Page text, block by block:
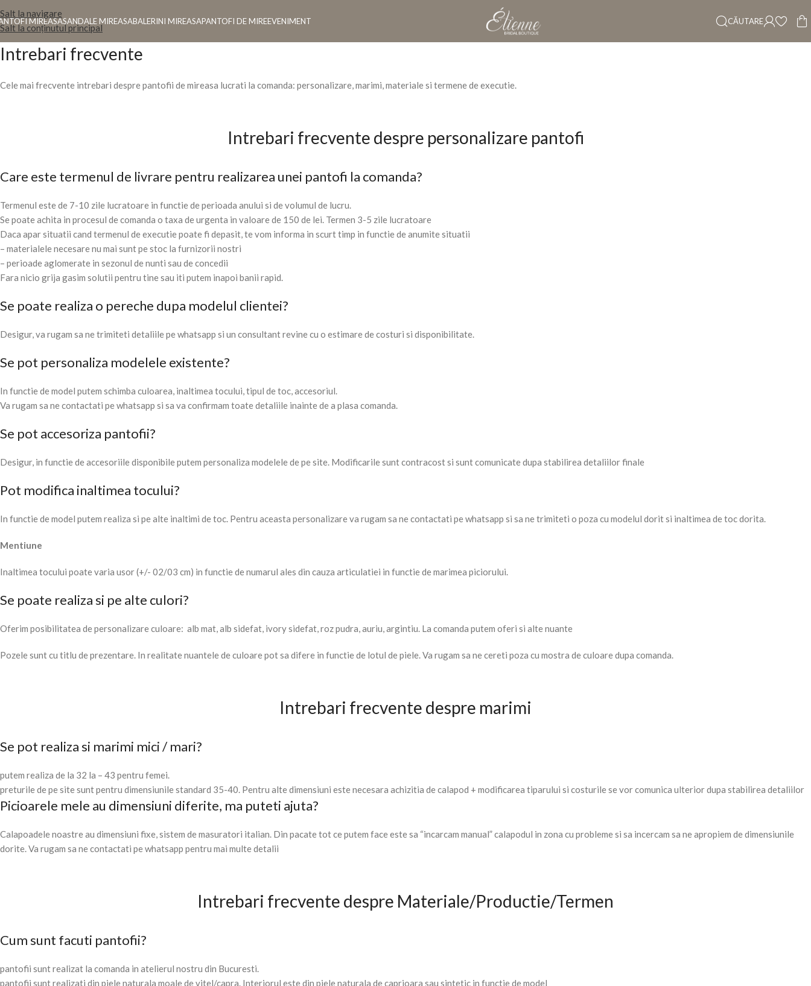
Salt la navigare
Salt la conținutul principal
MIREASASANDALE MIREASABALERINI MIREASAPANTOFI DE MIREEVENIMENT CĂUTARE
Intrebari frecvente
Cele mai frecvente intrebari despre pantofii de mireasa lucrati la comanda: personalizare, marimi, materiale si termene de executie.
Intrebari frecvente despre personalizare pantofi
Care este termenul de livrare pentru realizarea unei pantofi la comanda?
Termenul este de 7-10 zile lucratoare in functie de perioada anului si de volumul de lucru.
Se poate achita in procesul de comanda o taxa de urgenta in valoare de 150 de lei. Termen 3-5 zile lucratoare
Daca apar situatii cand termenul de executie poate fi depasit, te vom informa in scurt timp in functie de anumite situatii
– materialele necesare nu mai sunt pe stoc la furnizorii nostri
– perioade aglomerate in sezonul de nunti sau de concedii
Fara nicio grija gasim solutii pentru tine sau iti putem inapoi banii rapid.
Se poate realiza o pereche dupa modelul clientei?
Desigur, va rugam sa ne trimiteti detaliile pe whatsapp si un consultant revine cu o estimare de costuri si disponibilitate.
Se pot personaliza modelele existente?
In functie de model putem schimba culoarea, inaltimea tocului, tipul de toc, accesoriul.
Va rugam sa ne contactati pe whatsapp si sa va confirmam toate detaliile inainte de a plasa comanda.
Se pot accesoriza pantofii?
Desigur, in functie de accesoriile disponibile putem personaliza modelele de pe site. Modificarile sunt contracost si sunt comunicate dupa stabilirea detaliilor finale
Pot modifica inaltimea tocului?
In functie de model putem realiza si pe alte inaltimi de toc. Pentru aceasta personalizare va rugam sa ne contactati pe whatsapp si sa ne trimiteti o poza cu modelul dorit si inaltimea de toc dorita.
Mentiune
Inaltimea tocului poate varia usor (+/- 02/03 cm) in functie de numarul ales din cauza articulatiei in functie de marimea piciorului.
Se poate realiza si pe alte culori?
Oferim posibilitatea de personalizare culoare: alb mat, alb sidefat, ivory sidefat, roz pudra, auriu, argintiu. La comanda putem oferi si alte nuante
Pozele sunt cu titlu de prezentare. In realitate nuantele de culoare pot sa difere in functie de lotul de piele. Va rugam sa ne cereti poza cu mostra de culoare dupa comanda.
Intrebari frecvente despre marimi
Se pot realiza si marimi mici / mari?
putem realiza de la 32 la – 43 pentru femei.
preturile de pe site sunt pentru dimensiunile standard 35-40. Pentru alte dimensiuni este necesara achizitia de calapod + modificarea tiparului si costurile se vor comunica ulterior dupa stabilirea detaliilor
Picioarele mele au dimensiuni diferite, ma puteti ajuta?
Calapoadele noastre au dimensiuni fixe, sistem de masuratori italian. Din pacate tot ce putem face este sa “incarcam manual” calapodul in zona cu probleme si sa incercam sa ne apropiem de dimensiunile
dorite. Va rugam sa ne contactati pe whatsapp pentru mai multe detalii
Intrebari frecvente despre Materiale/Productie/Termen
Cum sunt facuti pantofii?
pantofii sunt realizat la comanda in atelierul nostru din Bucuresti.
pantofii sunt realizati din piele naturala moale de vitel/capra. Interiorul este din piele naturala de caprioara sau sintetic in functie de model